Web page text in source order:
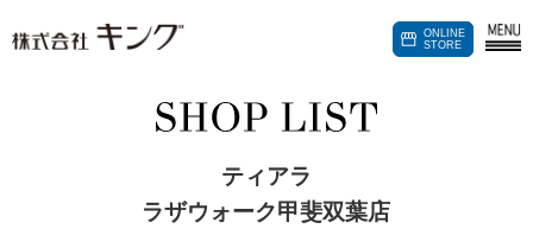
パートナー
加盟店募集
ONLINE
STORE
ティアラ
ラザウォーク甲斐双葉店